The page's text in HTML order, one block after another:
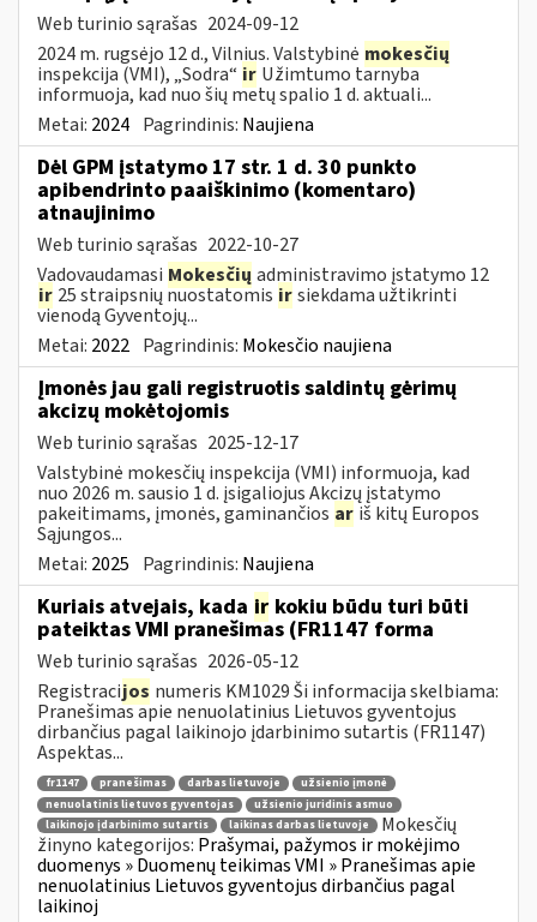
Web turinio sąrašas 2024-09-12
2024 m. rugsėjo 12 d., Vilnius. Valstybinė mokesčių
inspekcija (VMI), „Sodra“ ir Užimtumo tarnyba
informuoja, kad nuo šių metų spalio 1 d. aktuali...
Metai: 2024 Pagrindinis: Naujiena
Dėl GPM įstatymo 17 str. 1 d. 30 punkto
apibendrinto paaiškinimo (komentaro)
atnaujinimo
Web turinio sąrašas 2022-10-27
Vadovaudamasi Mokesčių administravimo įstatymo 12
ir 25 straipsnių nuostatomis irsiekdama užtikrinti
vienodą Gyventojų...
Metai: 2022 Pagrindinis: Mokesčio naujiena
Įmonės jau gali registruotis saldintų gėrimų
akcizų mokėtojomis
Web turinio sąrašas 2025-12-17
Valstybinė mokesčių inspekcija (VMI) informuoja, kad
nuo 2026 m. sausio 1 d. įsigaliojus Akcizų įstatymo
pakeitimams, įmonės, gaminančios ar iš kitų Europos
Sąjungos...
Metai: 2025 Pagrindinis: Naujiena
Kuriais atvejais, kada ir kokiu būdu turi būti
pateiktas VMI pranešimas (FR1147 forma
Web turinio sąrašas 2026-05-12
Registracijos numeris KM1029 Ši informacija skelbiama:
Pranešimas apie nenuolatinius Lietuvos gyventojus
dirbančius pagal laikinojo įdarbinimo sutartis (FR1147)
Aspektas...
fr1147 pranešimas darbas lietuvoje
užsienio įmonė
nenuolatinis lietuvos gyventojas
užsienio juridinis asmuo
laikinojo įdarbinimo sutartis
laikinas darbas lietuvoje
Mokesčių
žinyno kategorijos: Prašymai, pažymos ir mokėjimo
duomenys » Duomenų teikimas VMI » Pranešimas apie
nenuolatinius Lietuvos gyventojus dirbančius pagal
laikinoj